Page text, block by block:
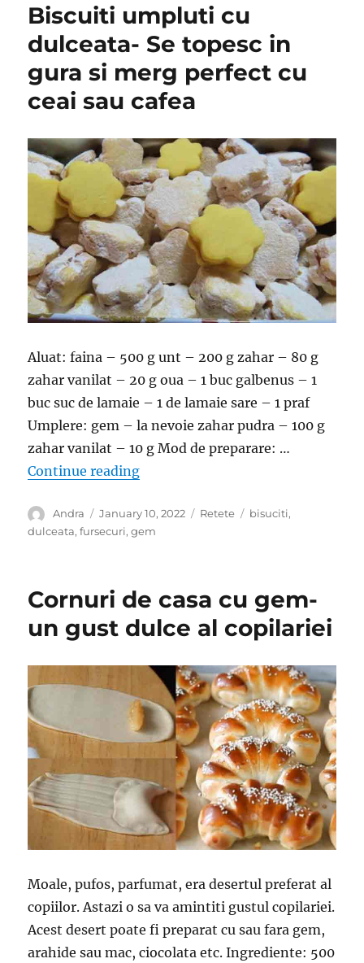
Biscuiti umpluti cu
dulceata- Se topesc in
gura si merg perfect cu
ceai sau cafea
Aluat: faina – 500 g unt – 200 g zahar – 80 g
zahar vanilat – 20 g oua – 1 buc galbenus – 1
buc suc de lamaie – 1 de lamaie sare – 1 praf
Umplere: gem – la nevoie zahar pudra – 100 g
zahar vanilat – 10 g Mod de preparare: …
Continue reading“Biscuiti umpluti cu dulceata- Se
Author
Andra
Posted
on
January 10, 2022 Categories
Retete Tags
bisuciti,
dulceata,fursecuri,gem
Cornuri de casa cu gem-
un gust dulce al copilariei
Moale, pufos, parfumat, era desertul preferat al
copiilor. Astazi o sa va amintiti gustul copilariei.
Acest desert poate fi preparat cu sau fara gem,
arahide sau mac, ciocolata etc. Ingrediente: 500